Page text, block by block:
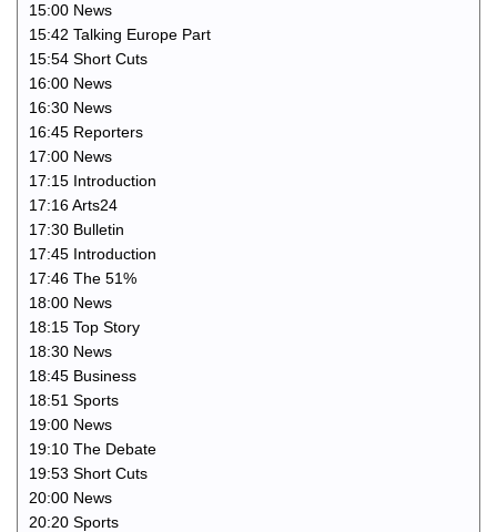
15:00 News
15:42 Talking Europe Part
15:54 Short Cuts
16:00 News
16:30 News
16:45 Reporters
17:00 News
17:15 Introduction
17:16 Arts24
17:30 Bulletin
17:45 Introduction
17:46 The 51%
18:00 News
18:15 Top Story
18:30 News
18:45 Business
18:51 Sports
19:00 News
19:10 The Debate
19:53 Short Cuts
20:00 News
20:20 Sports